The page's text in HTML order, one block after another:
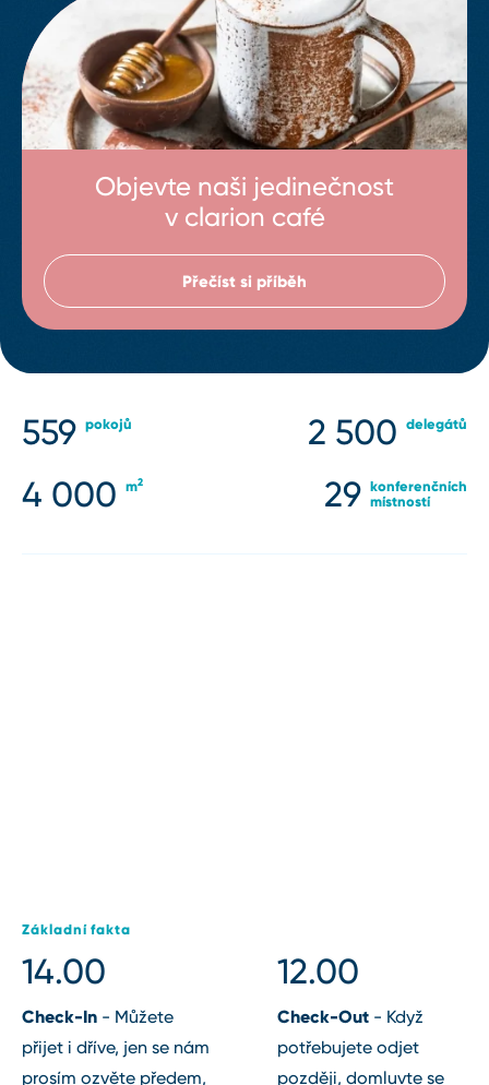
Objevte naši jedinečnost
v clarion café
Přečíst si příběh
559 pokojů 2 500 delegátů
4 000 m2 29 konferenčních
místností
Základní fakta
14.00
Check⁠-⁠In ⁠-⁠ Můžete
přijet i dříve, jen se nám
prosím ozvěte předem,
12.00
Check⁠-⁠Out ⁠-⁠ Když
potřebujete odjet
později, domluvte se